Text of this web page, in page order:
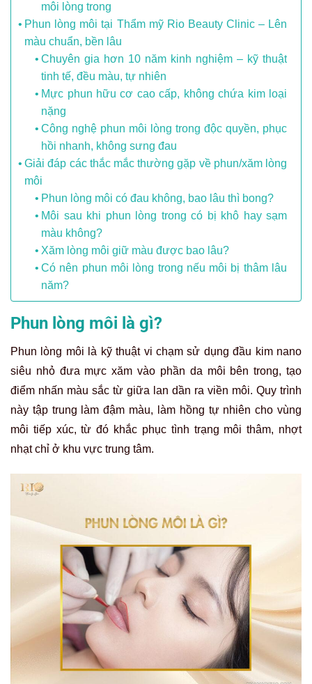
môi lòng trong
Phun lòng môi tại Thẩm mỹ Rio Beauty Clinic – Lên
màu chuẩn, bền lâu
Chuyên gia hơn 10 năm kinh nghiệm – kỹ thuật
tinh tế, đều màu, tự nhiên
Mực phun hữu cơ cao cấp, không chứa kim loại
nặng
Công nghệ phun môi lòng trong độc quyền, phục
hồi nhanh, không sưng đau
Giải đáp các thắc mắc thường gặp về phun/xăm lòng
môi
Phun lòng môi có đau không, bao lâu thì bong?
Môi sau khi phun lòng trong có bị khô hay sạm
màu không?
Xăm lòng môi giữ màu được bao lâu?
Có nên phun môi lòng trong nếu môi bị thâm lâu
năm?
Phun lòng môi là gì?
Phun lòng môi là kỹ thuật vi chạm sử dụng đầu kim nano
siêu nhỏ đưa mực xăm vào phần da môi bên trong, tạo
điểm nhấn màu sắc từ giữa lan dần ra viền môi. Quy trình
này tập trung làm đậm màu, làm hồng tự nhiên cho vùng
môi tiếp xúc, từ đó khắc phục tình trạng môi thâm, nhợt
nhạt chỉ ở khu vực trung tâm.